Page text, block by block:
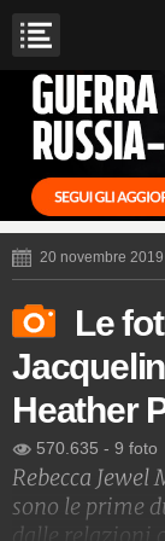
20 novembre 2019
Le
Heather
570.635 - 9 foto
Rebecca Jewel
sono le prime
dalle relazioni